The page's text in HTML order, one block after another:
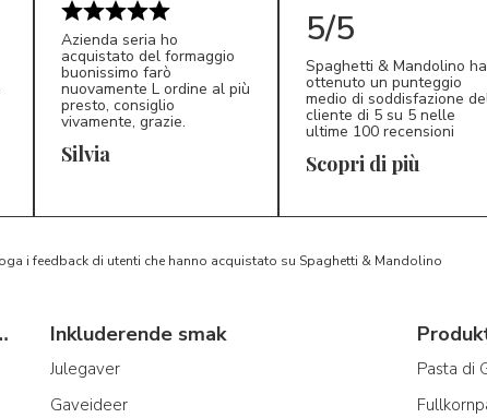
S*
Azienda seria ho
acquistato del formaggio
buonissimo farò
nuovamente L ordine al più
presto, consiglio
vivamente, grazie.
Silvia
5/5
Spaghetti & Mandolino ha
ottenuto un punteggio
medio di soddisfazione
cliente di 5 su 5 nelle
ultime 100 recensioni
Scopri di più
i feedback di utenti che hanno acquistato su Spaghetti & Mandolino
produkter Inkluderende smak
Julegaver
Gaveideer
Pasta di